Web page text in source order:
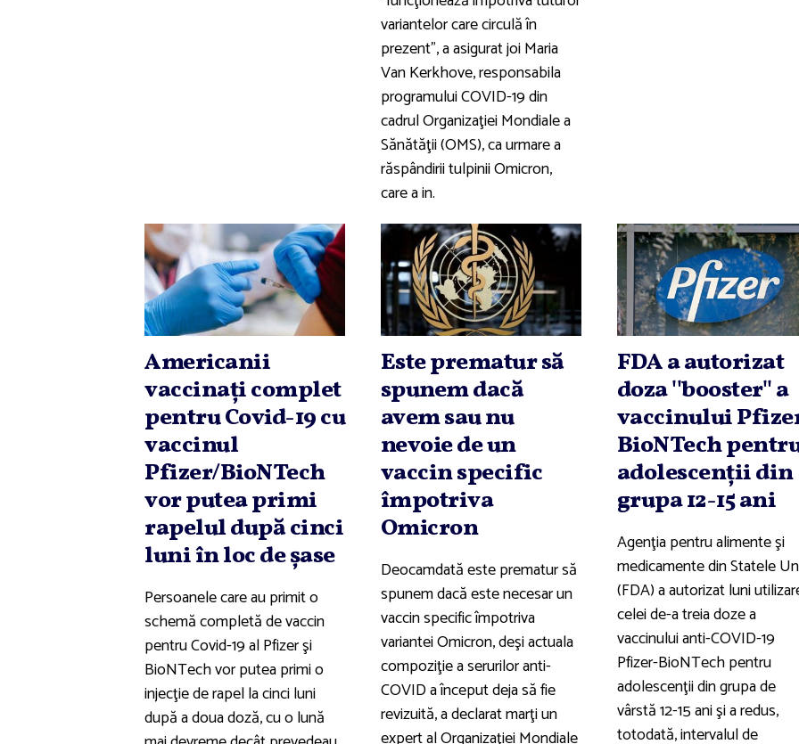
variantelor care circulă în
prezent", a asigurat joi Maria
Van Kerkhove, responsabila
programului COVID-19 din
cadrul Organizaţiei Mondiale a
Sănătăţii (OMS), ca urmare a
răspândirii tulpinii Omicron,
care a in.
Americanii
vaccinaţi complet
pentru Covid-19 cu
vaccinul
Pfizer/BioNTech
vor putea primi
rapelul după cinci
luni în loc de şase
Persoanele care au primit o
schemă completă de vaccin
pentru Covid-19 al Pfizer şi
BioNTech vor putea primi o
injecţie de rapel la cinci luni
după a doua doză, cu o lună
Este prematur să
spunem dacă
avem sau nu
nevoie de un
vaccin specific
împotriva
Omicron
Deocamdată este prematur să
spunem dacă este necesar un
vaccin specific împotriva
variantei Omicron, deşi actuala
compoziţie a serurilor anti-
COVID a început deja să fie
revizuită, a declarat marţi un
FDA a autorizat
doza ''booster'' a
vaccinului
BioNTech
adolescenţii din
grupa 12-15 ani
Agenţia pentru alimente şi
medicamente din Statele
(FDA) a autorizat luni
celei de-a treia doze a
vaccinului anti-COVID-19
Pfizer-BioNTech pentru
adolescenţii din grupa de
vârstă 12-15 ani şi a redus,
totodată, intervalul de